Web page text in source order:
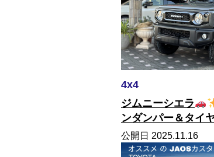
4x4
ジムニーシエラ
ンダンパー＆タイ
付！
公開日 2025.11.16